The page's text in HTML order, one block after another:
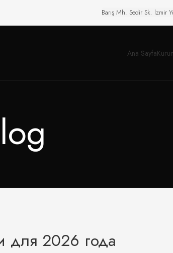
Barış Mh. Sedir Sk.
Ana Sayfa
для 2026 года